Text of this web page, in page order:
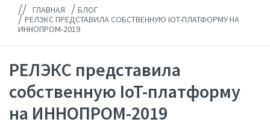
// ГЛАВНАЯ / БЛОГ
/РЕЛЭКС ПРЕДСТАВИЛА СОБСТВЕННУЮ IOT-ПЛАТФОРМУ НА
ИННОПРОМ-2019
РЕЛЭКС представила
собственную IoT-платформу
на ИННОПРОМ-2019